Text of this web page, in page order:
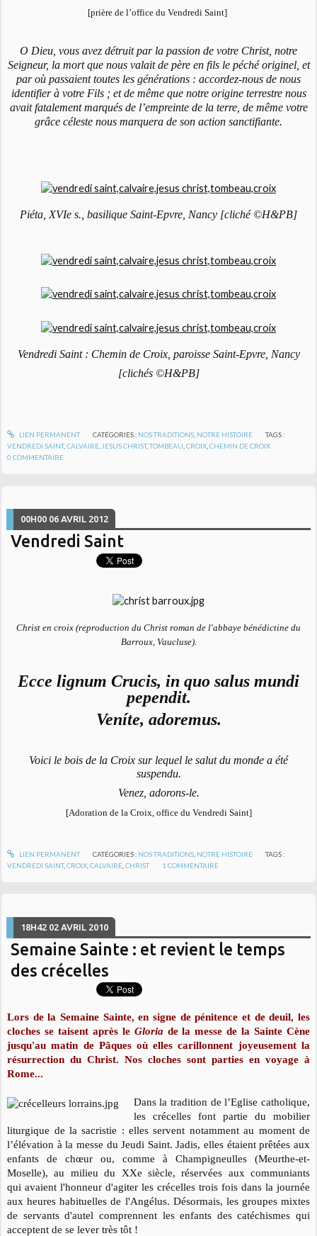
[prière de l’office du Vendredi Saint]
O Dieu, vous avez détruit par la passion de votre Christ, notre
Seigneur, la mort que nous valait de père en fils le péché originel, et
par où passaient toutes les générations : accordez-nous de nous
identifier à votre Fils ; et de même que notre origine terrestre nous
avait fatalement marqués de l’empreinte de la terre, de même votre
grâce céleste nous marquera de son action sanctifiante.
Piéta, XVIe s., basilique Saint-Epvre, Nancy [cliché ©H&PB]
Vendredi Saint : Chemin de Croix, paroisse Saint-Epvre, Nancy
[clichés ©H&PB]
LIEN PERMANENT CATÉGORIES : NOS TRADITIONS, NOTRE HISTOIRE
TAGS :
VENDREDI SAINT,CALVAIRE JESUS CHRIST,TOMBEAU ,CROIX ,CHEMIN DE CROIX
0 COMMENTAIRE
00H00 06 AVRIL 2012
Vendredi Saint
Christ en croix (reproduction du Christ roman de l'abbaye bénédictine du
Barroux, Vaucluse).
Ecce lignum Crucis, in quo salus mundi
pependit.
Veníte, adoremus.
Voici le bois de la Croix sur lequel le salut du monde a été
suspendu.
Venez, adorons-le.
[Adoration de la Croix, office du Vendredi Saint]
LIEN PERMANENT CATÉGORIES : NOS TRADITIONS, NOTRE HISTOIRE
TAGS :
VENDREDI SAINT,CROIX ,CALVAIRE ,CHRIST 1 COMMENTAIRE
18H42 02 AVRIL 2010
Semaine Sainte : et revient le temps
des crécelles
Lors de la Semaine Sainte, en signe de pénitence et de deuil, les
cloches se taisent après le Gloria de la messe de la Sainte Cène
jusqu'au matin de Pâques où elles carillonnent joyeusement la
résurrection du Christ. Nos cloches sont parties en voyage à
Rome...
Dans la tradition de l’Eglise catholique,
les crécelles font partie du mobilier
liturgique de la sacristie : elles servent notamment au moment de
l’élévation à la messe du Jeudi Saint. Jadis, elles étaient prêtées aux
enfants de chœur ou, comme à Champigneulles (Meurthe-et-
Moselle), au milieu du XXe siècle, réservées aux communiants
qui avaient l'honneur d'agiter les crécelles trois fois dans la journée
aux heures habituelles de l'Angélus. Désormais, les groupes mixtes
de servants d'autel comprennent les enfants des catéchismes qui
acceptent de se lever très tôt !